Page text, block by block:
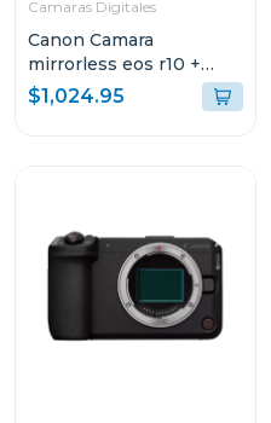
Camaras Digitales
Canon Camara
mirrorless eos r10 +
lente rfs 18-45mm f/4.5-
6.3 is stm kit
$1,024.95